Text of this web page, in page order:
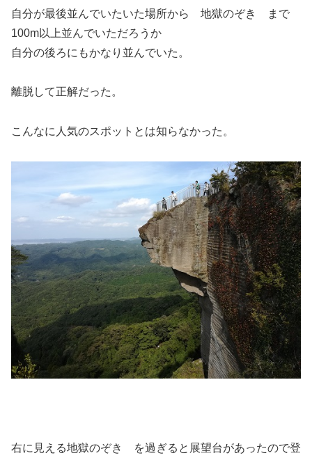
自分が最後並んでいたいた場所から 地獄のぞき まで
100m以上並んでいただろうか
自分の後ろにもかなり並んでいた。
離脱して正解だった。
こんなに人気のスポットとは知らなかった。
右に見える地獄のぞき を過ぎると展望台があったので登